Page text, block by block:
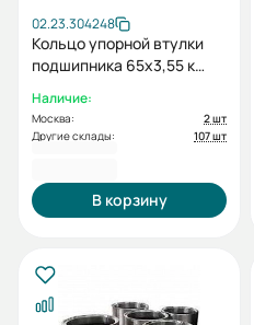
02.23.304248
Кольцо упорной втулки
подшипника 65х3,55 к
125, 1Д 800-56, 1Д 1250-63
Наличие:
Москва:
2 шт
Другие склады:
107 шт
В корзину